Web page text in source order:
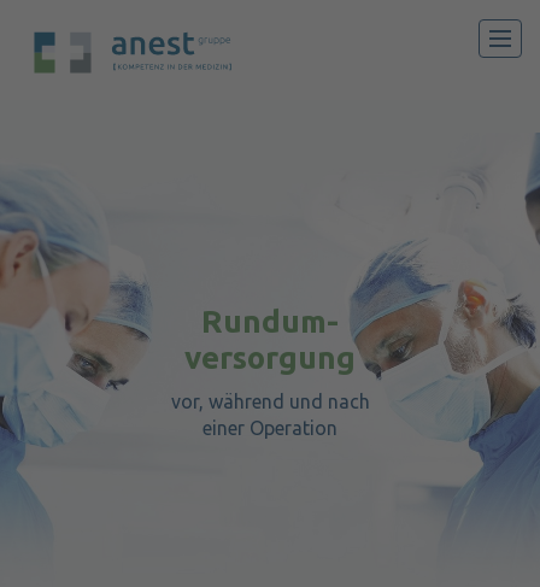
FÜR OPERATEURE
FÜR ZSVA-KUNDEN
FÜR KRANKENHÄUSER
DIE UNTERNEHMENSGRUPPE
ENGLISH
Rundum-
versorgung
vor, während und nach
einer Operation